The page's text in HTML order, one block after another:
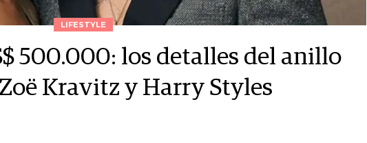
LIFESTYLE
500.000: los detalles del anillo
Kravitz y Harry Styles